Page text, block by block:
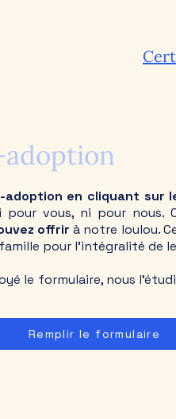
adoption en cliquant sur
pour vous, ni pour nous.
offrir à notre loulou.
pour l'intégralité de
le formulaire, nous
Remplir le formulaire